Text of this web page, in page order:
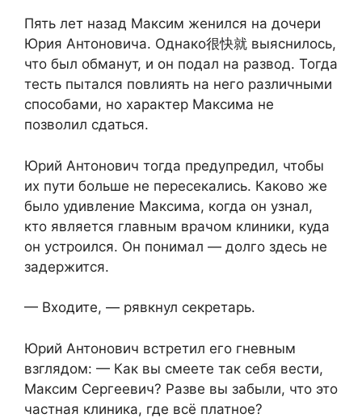
Пять лет назад Максим женился на дочери
Юрия Антоновича. Однако很快就 выяснилось,
что был обманут, и он подал на развод. Тогда
тесть пытался повлиять на него различными
способами, но характер Максима не
позволил сдаться.
Юрий Антонович тогда предупредил, чтобы
их пути больше не пересекались. Каково же
было удивление Максима, когда он узнал,
кто является главным врачом клиники, куда
он устроился. Он понимал — долго здесь не
задержится.
— Входите, — рявкнул секретарь.
Юрий Антонович встретил его гневным
взглядом: — Как вы смеете так себя вести,
Максим Сергеевич? Разве вы забыли, что это
частная клиника, где всё платное?